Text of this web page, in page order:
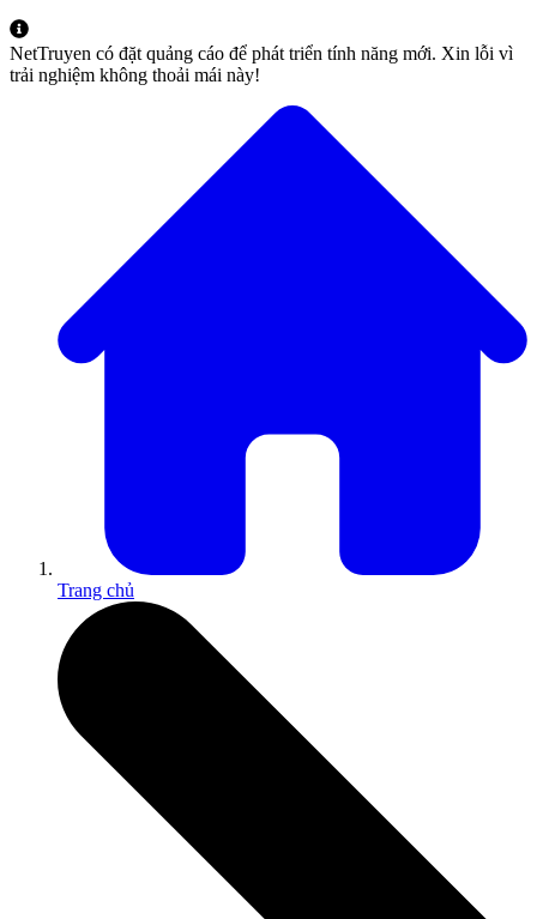
NetTruyen có đặt quảng cáo để phát triển tính năng mới. Xin lỗi vì
trải nghiệm không thoải mái này!
Trang chủ